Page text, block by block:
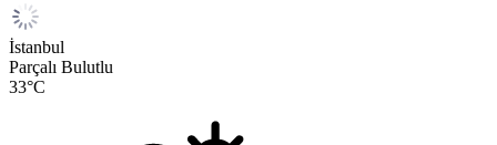
İstanbul
Parçalı Bulutlu
33°C